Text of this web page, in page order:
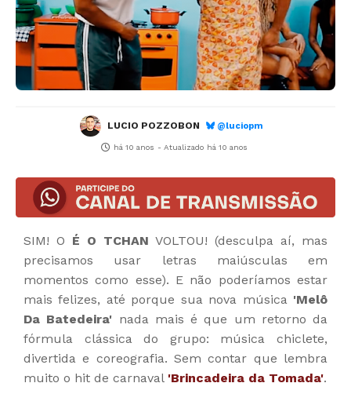
LUCIO POZZOBON @luciopm
há 10 anos - Atualizado há 10 anos
SIM! O É O TCHAN VOLTOU! (desculpa aí, mas
precisamos usar letras maiúsculas em
momentos como esse). E não poderíamos estar
mais felizes, até porque sua nova música 'Melô
Da Batedeira' nada mais é que um retorno da
fórmula clássica do grupo: música chiclete,
divertida e coreografia. Sem contar que lembra
muito o hit de carnaval 'Brincadeira da Tomada'.